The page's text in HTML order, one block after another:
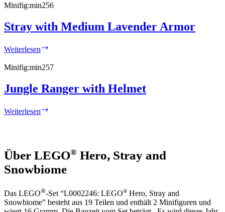
Minifig:min256
Stray with Medium Lavender Armor
Weiterlesen
Medium
Minifig:min257
Jungle Ranger with Helmet
Weiterlesen
Über LEGO® Hero, Stray and
Snowbiome
Das LEGO®-Set “L0002246: LEGO® Hero, Stray and
Snowbiome” besteht aus 19 Teilen und enthält 2 Minifiguren und